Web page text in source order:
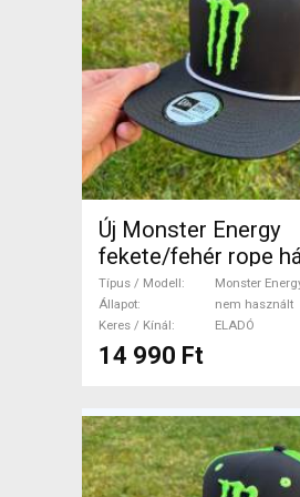
Új Monster Energy
fekete/fehér rope
sapka, snapback,
Monster Energy
nem használt ELADÓ
Típus / Modell
Monster
Állapot
nem használt
Keres / Kínál
ELADÓ
14 990 Ft